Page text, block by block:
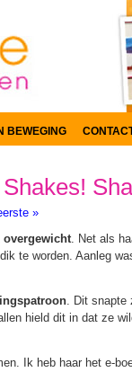
BEWEGING
»
overgewicht. Net als
te worden. Aanleg
. Dit snapte
hield dit in dat ze
Ik heb haar het e-